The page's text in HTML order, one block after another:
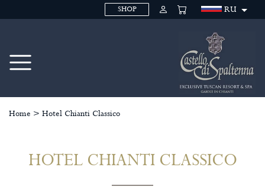
SHOP RU
Home > Hotel Chianti Classico
HOTEL CHIANTI CLASSICO